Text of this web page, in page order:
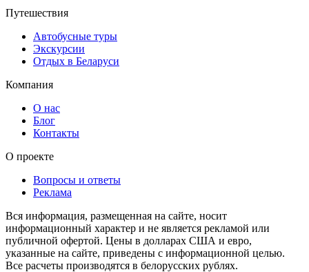
Путешествия
Автобусные туры
Экскурсии
Отдых в Беларуси
Компания
О нас
Блог
Контакты
О проекте
Вопросы и ответы
Реклама
Вся информация, размещенная на сайте, носит
информационный характер и не является рекламой или
публичной офертой. Цены в долларах США и евро,
указанные на сайте, приведены с информационной целью.
Все расчеты производятся в белорусских рублях.